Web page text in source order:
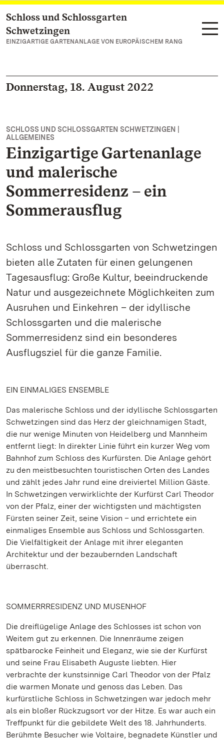
Zum Hauptinhalt springen
Schloss und Schlossgarten
Schwetzingen
EINZIGARTIGE GARTENANLAGE VON EUROPÄISCHEM RANG
Donnerstag, 18. August 2022
SCHLOSS UND SCHLOSSGARTEN SCHWETZINGEN |
ALLGEMEINES
Einzigartige Gartenanlage
und malerische
Sommerresidenz – ein
Sommerausflug
Schloss und Schlossgarten von Schwetzingen
bieten alle Zutaten für einen gelungenen
Tagesausflug: Große Kultur, beeindruckende
Natur und ausgezeichnete Möglichkeiten zum
Ausruhen und Einkehren – der idyllische
Schlossgarten und die malerische
Sommerresidenz sind ein besonderes
Ausflugsziel für die ganze Familie.
EIN EINMALIGES ENSEMBLE
Das malerische Schloss und der idyllische Schlossgarten
Schwetzingen sind das Herz der gleichnamigen Stadt,
die nur wenige Minuten von Heidelberg und Mannheim
entfernt liegt: In direkter Linie führt ein kurzer Weg vom
Bahnhof zum Schloss des Kurfürsten. Die Anlage gehört
zu den meistbesuchten touristischen Orten des Landes
und zählt jedes Jahr rund eine dreiviertel Million Gäste.
In Schwetzingen verwirklichte der Kurfürst Carl Theodor
von der Pfalz, einer der wichtigsten und mächtigsten
Fürsten seiner Zeit, seine Vision – und errichtete ein
einmaliges Ensemble aus Schloss und Schlossgarten.
Die Vielfältigkeit der Anlage mit ihrer eleganten
Architektur und der bezaubernden Landschaft
überrascht.
SOMMERRRESIDENZ UND MUSENHOF
Die dreiflügelige Anlage des Schlosses ist schon von
Weitem gut zu erkennen. Die Innenräume zeigen
spätbarocke Feinheit und Eleganz, wie sie der Kurfürst
und seine Frau Elisabeth Auguste liebten. Hier
verbrachte der kunstsinnige Carl Theodor von der Pfalz
die warmen Monate und genoss das Leben. Das
kurfürstliche Schloss in Schwetzingen war jedoch mehr
als ein bloßer Rückzugsort vor der Hitze. Es war auch ein
Treffpunkt für die gebildete Welt des 18. Jahrhunderts.
Berühmte Besucher wie Voltaire, begnadete Künstler und